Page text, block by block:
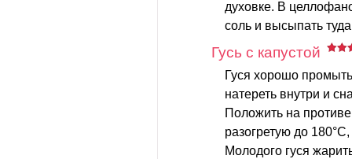
духовке. В
соль и высыпать
Гусь с капустой
Гуся хорошо
натереть внутри и
Положить на
разогретую до
Молодого гуся